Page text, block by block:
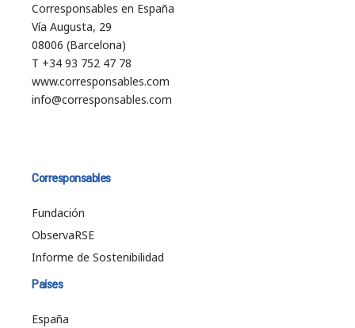
Corresponsables en España
Vía Augusta, 29
08006 (Barcelona)
T +34 93 752 47 78
www.corresponsables.com
info@corresponsables.com
Corresponsables
Fundación
ObservaRSE
Informe de Sostenibilidad
Países
España